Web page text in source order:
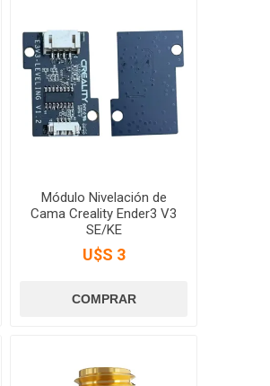
Módulo Nivelación de
Cama Creality Ender3 V3
SE/KE
U$S 3